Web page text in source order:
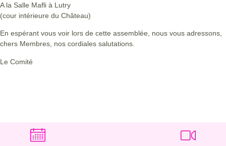
A la Salle Mafli à Lutry
(cour intérieure du Château)
En espérant vous voir lors de cette assemblée, nous vous adressons,
chers Membres, nos cordiales salutations.
Le Comité